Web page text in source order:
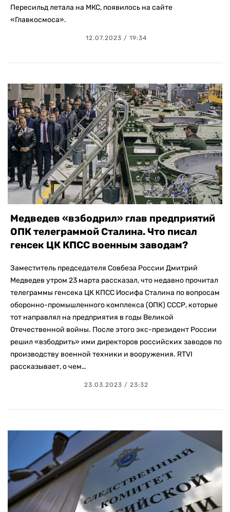
Пересильд летала на МКС, появилось на сайте
«Главкосмоса».
12.07.2023 / 19:34
Медведев «взбодрил» глав предприятий
ОПК телеграммой Сталина. Что писал
генсек ЦК КПСС военным заводам?
Заместитель председателя Совбеза России Дмитрий
Медведев утром 23 марта рассказал, что недавно прочитал
телеграммы генсека ЦК КПСС Иосифа Сталина по вопросам
оборонно-промышленного комплекса (ОПК) СССР, которые
тот направлял на предприятия в годы Великой
Отечественной войны. После этого экс-президент России
решил «взбодрить» ими директоров российских заводов по
производству военной техники и вооружения. RTVI
рассказывает, о чем…
23.03.2023 / 23:32